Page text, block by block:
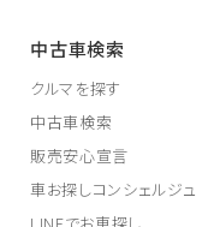
中古車検索
クルマを探す
中古車検索
販売安心宣言
車お探しコンシェルジュ